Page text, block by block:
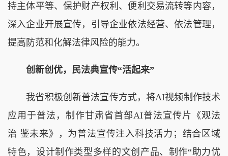
持主体平等、保护财产权利、便利交易流转等内容，
深入企业开展宣传，引导企业依法经营、依法管理，
提高防范和化解法律风险的能力。
创新创优，民法典宣传“活起来”
我省积极创新普法宣传方式，将AI视频制作技术
应用于普法，制作甘肃省首部AI普法宣传片《观法
治 鉴未来》，为普法宣传注入科技活力；结合区域
特色，设计制作类型多样的文创产品、制作“助力优